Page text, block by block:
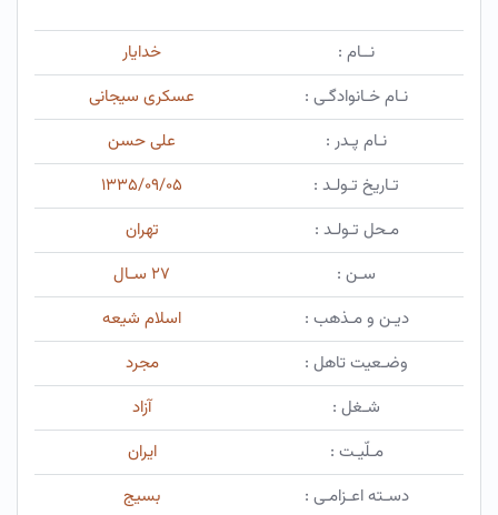
نــام :
خدایار
نـام خـانوادگـی :
عسکری سیجانی
نـام پـدر :
علی حسن
تـاریخ تـولـد :
۱۳۳۵/۰۹/۰۵
مـحل تـولـد :
تهران
سـن :
۲۷ سـال
دیـن و مـذهب :
اسلام شیعه
وضـعیت تاهل :
مجرد
شـغل :
آزاد
مـلّیـت :
ایران
دسـته اعـزامـی :
بسیج